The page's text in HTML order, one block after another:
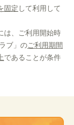
固定 して利用して
は、ご利用開始時
ブ」のご利用期間
であることが条件